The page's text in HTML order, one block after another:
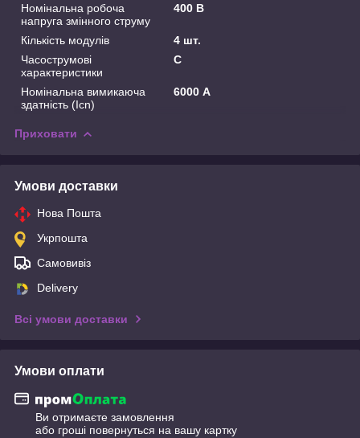
Номінальна робоча
напруга змінного струму
400 В
Кількість модулів
4 шт.
Часострумові
характеристики
C
Номінальна вимикаюча
здатність (Icn)
6000 А
Приховати
Умови доставки
Нова Пошта
Укрпошта
Самовивіз
Delivery
Всі умови доставки
Умови оплати
Ви отримаєте замовлення
або гроші повернуться на вашу картку